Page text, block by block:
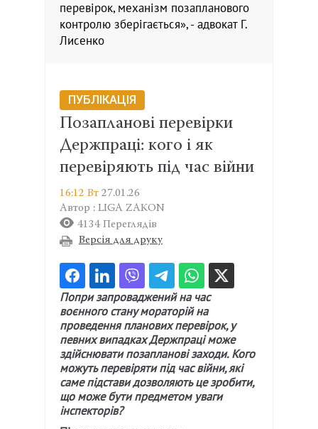
перевірок, механізм позапланового
контролю зберігається», - адвокат Г.
Лисенко
ПУБЛІКАЦІЯ
Позапланові перевірки
Держпраці: кого і як
перевіряють під час війни
16:12 Вт 27.01.26
Автор : LIGA ZAKON
4134 Переглядів
Версія для друку
Попри запроваджений на час
воєнного стану мораторій на
проведення планових перевірок, у
певних випадках Держпраці може
здійснювати позапланові заходи. Кого
можуть перевіряти під час війни, які
саме підстави дозволяють це зробити,
що може бути предметом уваги
інспекторів?